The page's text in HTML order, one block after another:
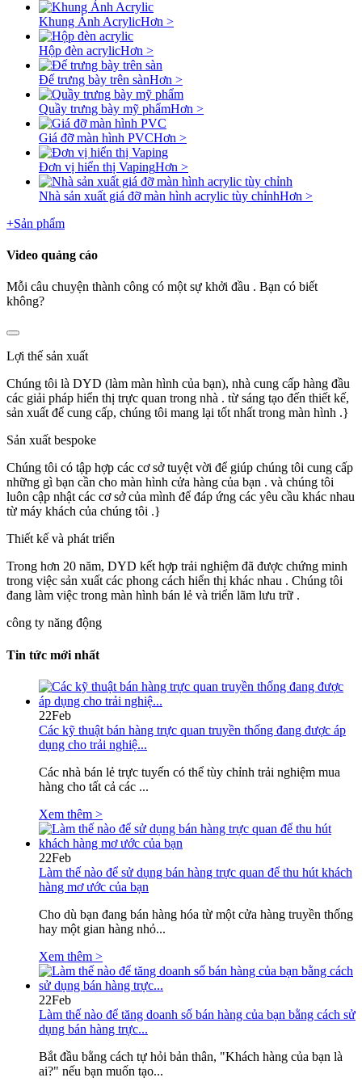
Khung Ảnh AcrylicHơn >
Hộp đèn acrylicHơn >
Đế trưng bày trên sànHơn >
Quầy trưng bày mỹ phẩmHơn >
Giá đỡ màn hình PVCHơn >
Đơn vị hiển thị VapingHơn >
Nhà sản xuất giá đỡ màn hình acrylic tùy chỉnhHơn >
+Sản phẩm
Video quảng cáo
Mỗi câu chuyện thành công có một sự khởi đầu . Bạn có biết
không?
Lợi thế sản xuất
Chúng tôi là DYD (làm màn hình của bạn), nhà cung cấp hàng đầu
các giải pháp hiển thị trực quan trong nhà . từ sáng tạo đến thiết kế,
sản xuất để cung cấp, chúng tôi mang lại tốt nhất trong màn hình .}
Sản xuất bespoke
Chúng tôi có tập hợp các cơ sở tuyệt vời để giúp chúng tôi cung cấp
những gì bạn cần cho màn hình cửa hàng của bạn . và chúng tôi
luôn cập nhật các cơ sở của mình để đáp ứng các yêu cầu khác nhau
từ máy khách của chúng tôi .}
Thiết kế và phát triển
Trong hơn 20 năm, DYD kết hợp trải nghiệm đã được chứng minh
trong việc sản xuất các phong cách hiển thị khác nhau . Chúng tôi
đang làm việc trong màn hình bán lẻ và triển lãm lưu trữ .
công ty năng động
Tin tức mới nhất
22Feb
Các kỹ thuật bán hàng trực quan truyền thống đang được áp
dụng cho trải nghiệ...
Các nhà bán lẻ trực tuyến có thể tùy chỉnh trải nghiệm mua
hàng cho tất cả các ...
Xem thêm >
22Feb
Làm thế nào để sử dụng bán hàng trực quan để thu hút khách
hàng mơ ước của bạn
Cho dù bạn đang bán hàng hóa từ một cửa hàng truyền thống
hay một gian hàng nhỏ...
Xem thêm >
22Feb
Làm thế nào để tăng doanh số bán hàng của bạn bằng cách sử
dụng bán hàng trực...
Bắt đầu bằng cách tự hỏi bản thân, "Khách hàng của bạn là
ai?" nếu bạn muốn tạo...